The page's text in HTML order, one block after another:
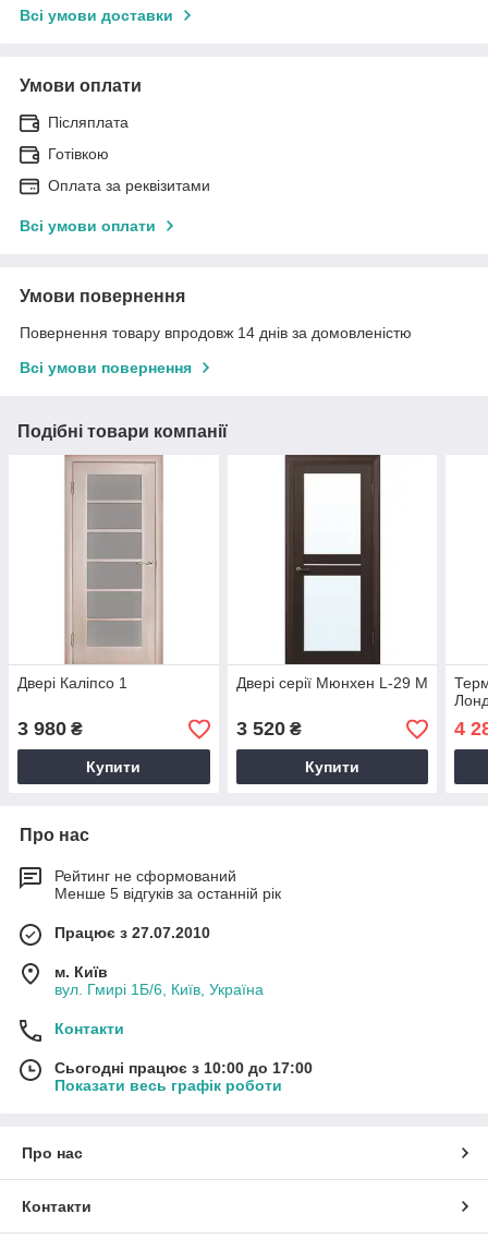
Всі умови доставки
Умови оплати
Післяплата
Готівкою
Оплата за реквізитами
Всі умови оплати
Умови повернення
Повернення товару впродовж 14 днів за домовленістю
Всі умови повернення
Подібні товари компанії
Двері Каліпсо 1
3 980 ₴
Купити
Двері серії Мюнхен L-29 M
3 520₴
Купити
4
Про нас
Рейтинг не сформований
Менше 5 відгуків за останній рік
Працює з 27.07.2010
м. Київ
вул. Гмирі 1Б/6, Київ, Україна
Контакти
Сьогодні працює з 10:00 до 17:00
Показати весь графік роботи
Про нас
Контакти